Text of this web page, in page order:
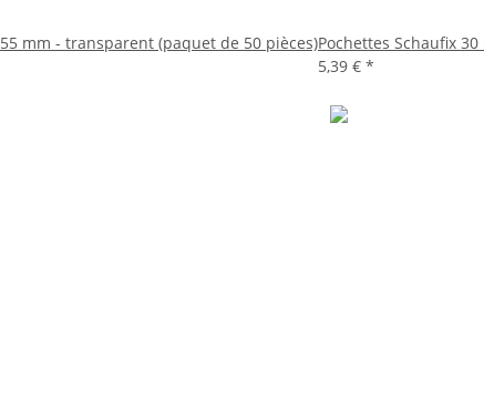
mm - transparent (paquet de 50 pièces)Pochettes Schaufix
5,39 € *